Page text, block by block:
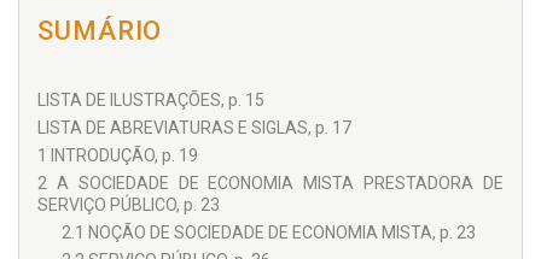
SUMÁRIO
LISTA DE ILUSTRAÇÕES, p. 15
LISTA DE ABREVIATURAS E SIGLAS, p. 17
1 INTRODUÇÃO, p. 19
2 A SOCIEDADE DE ECONOMIA MISTA PRESTADORA DE
SERVIÇO PÚBLICO, p. 23
2.1 NOÇÃO DE SOCIEDADE DE ECONOMIA MISTA, p. 23